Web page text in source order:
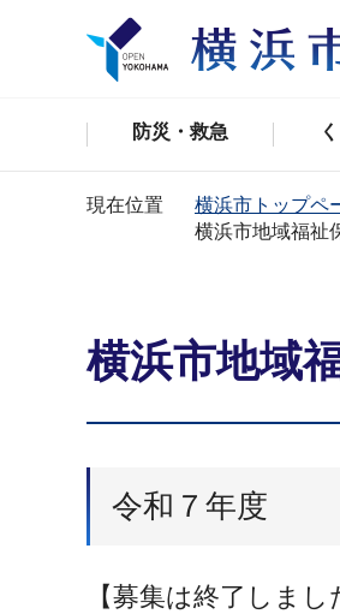
防災・救急
現在位置 横浜市トップペ
横浜市地域福祉
横浜市地域
令和７年度
【募集は終了しま